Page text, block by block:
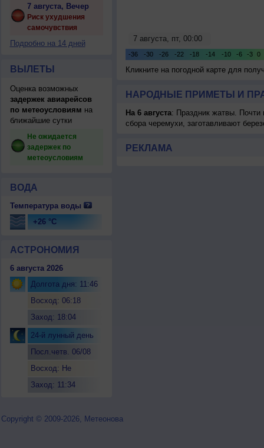
7 августа, Вечер
Риск ухудшения
самочувствия
Подробно на 14 дней
ВЫЛЕТЫ
Оценка возможных
задержек авиарейсов
по метеоусловиям на
ближайшие сутки
Не ожидается
задержек по
метеоусловиям
ВОДА
Температура воды
+26 °C
АСТРОНОМИЯ
6 августа 2026
Долгота дня: 11:46
Восход: 06:18
Заход: 18:04
24-й лунный день
Посл.четв. 06/08
Восход: Не
Заход: 11:34
Кликните на погодной карте для
НАРОДНЫЕ ПРИМЕТЫ И
На 6 августа: Праздник жатвы. Почти
сбора черемухи, заготавливают
РЕКЛАМА
Copyright © 2009-2026, Метеонова